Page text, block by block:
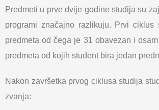
Predmeti u prve dvije godine studija su
programi značajno razlikuju. Prvi
predmeta od čega je 31 obavezan i
predmeta od kojih student bira jedan
Nakon završetka prvog ciklusa studija
zvanja: